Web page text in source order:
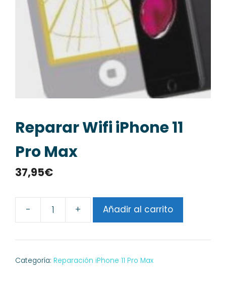
Reparar Wifi iPhone 11
Pro Max
37,95€
-
Reparar
iPhone
11
+ Añadir al carrito
Categoría: Reparación iPhone 11 Pro Max